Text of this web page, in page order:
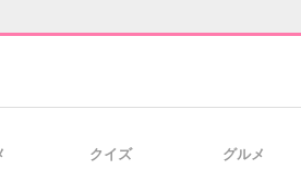
クイズ グルメ